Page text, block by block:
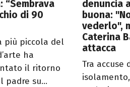
“Sembrava
di 90
più piccola del
ha
il ritorno
padre su...
denuncia
buona:
vederlo",
Caterina
attacca
Tra accuse